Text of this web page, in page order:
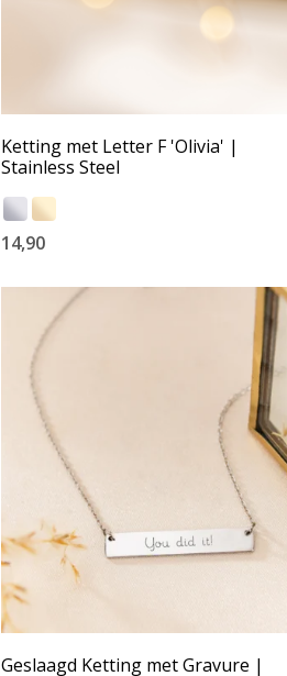
Ketting met Letter F 'Olivia' |
Stainless Steel
14,90
Geslaagd Ketting met Gravure |